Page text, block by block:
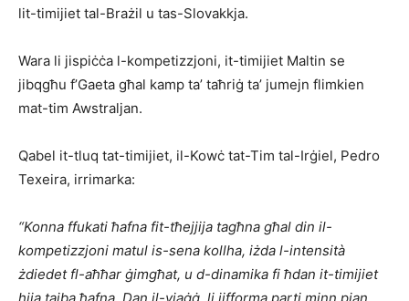
lit-timijiet tal-Brażil u tas-Slovakkja.
Wara li jispiċċa l-kompetizzjoni, it-timijiet Maltin se
jibqgħu f’Gaeta għal kamp ta’ taħriġ ta’ jumejn flimkien
mat-tim Awstraljan.
Qabel it-tluq tat-timijiet, il-Kowċ tat-Tim tal-Irġiel, Pedro
Texeira, irrimarka:
“Konna ffukati ħafna fit-tħejjija tagħna għal din il-
kompetizzjoni matul is-sena kollha, iżda l-intensità
żdiedet fl-aħħar ġimgħat, u d-dinamika fi ħdan it-timijiet